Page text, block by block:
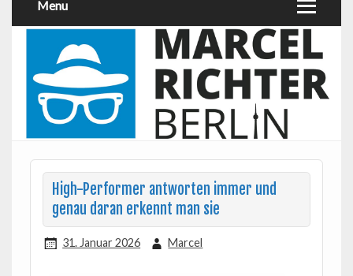
Menu
High-Performer antworten immer und
genau daran erkennt man sie
31. Januar 2026 Marcel